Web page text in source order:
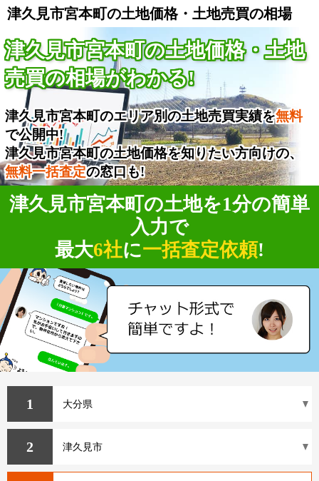
津久見市宮本町の土地価格・土地売買の相場
津久見市宮本町の土地価格・土地
売買の相場がわかる!
津久見市宮本町のエリア別の土地売買実績を無料
で公開中!
津久見市宮本町の土地価格を知りたい方向けの、
無料一括査定の窓口も!
津久見市宮本町の土地を1分の簡単
入力で
最大6社に一括査定依頼!
1
2